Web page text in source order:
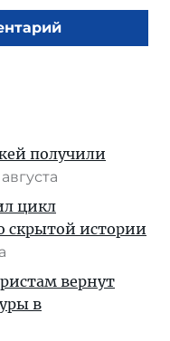
получили
цикл
скрытой истории
вернут
в